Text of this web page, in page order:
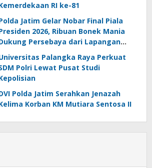
RI ke-81
Jatim Gelar Nobar Final Piala
2026, Ribuan Bonek Mania
Persebaya dari Lapangan
Mapolda
Palangka Raya Perkuat
Polri Lewat Pusat Studi
Polda Jatim Serahkan Jenazah
Korban KM Mutiara Sentosa II